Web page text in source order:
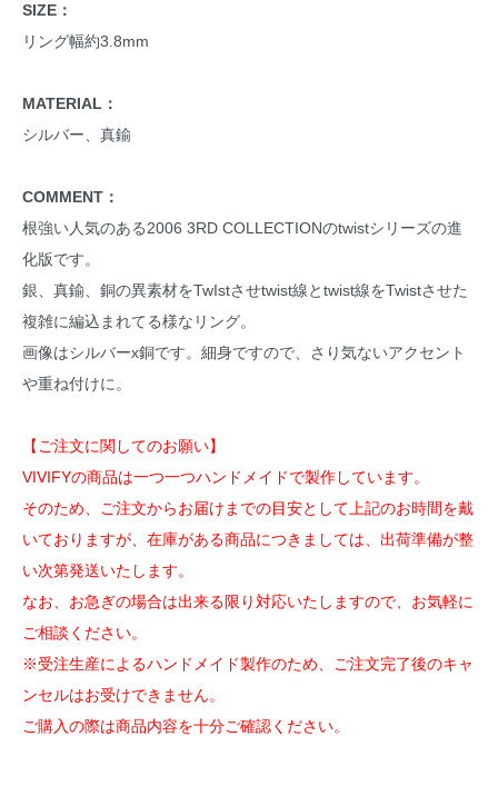
SIZE：
リング幅約3.8mm
MATERIAL：
シルバー、真鍮
COMMENT：
根強い人気のある2006 3RD COLLECTIONのtwistシリーズの進
化版です。
銀、真鍮、銅の異素材をTwIstさせtwist線とtwist線をTwistさせた
複雑に編込まれてる様なリング。
画像はシルバーx銅です。細身ですので、さり気ないアクセント
や重ね付けに。
【ご注文に関してのお願い】
VIVIFYの商品は一つ一つハンドメイドで製作しています。
そのため、ご注文からお届けまでの目安として上記のお時間を戴
いておりますが、在庫がある商品につきましては、出荷準備が整
い次第発送いたします。
なお、お急ぎの場合は出来る限り対応いたしますので、お気軽に
ご相談ください。
※受注生産によるハンドメイド製作のため、ご注文完了後のキャ
ンセルはお受けできません。
ご購入の際は商品内容を十分ご確認ください。